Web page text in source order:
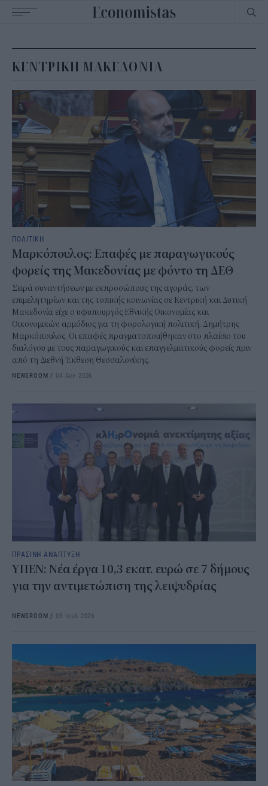
navigation
ΚΕΝΤΡΙΚΗ ΜΑΚΕΔΟΝΙΑ
ΠΟΛΙΤΙΚΗ
Μαρκόπουλος: Επαφές με παραγωγικούς
φορείς της Μακεδονίας με φόντο τη ΔΕΘ
Σειρά συναντήσεων με εκπροσώπους της αγοράς, των
επιμελητηρίων και της τοπικής κοινωνίας σε Κεντρική και Δυτική
Μακεδονία είχε ο υφυπουργός Εθνικής Οικονομίας και
Οικονομικών, αρμόδιος για τη φορολογική πολιτική, Δημήτρης
Μαρκόπουλος. Οι επαφές πραγματοποιήθηκαν στο πλαίσιο του
διαλόγου με τους παραγωγικούς και επαγγελματικούς φορείς πριν
από τη Διεθνή Έκθεση Θεσσαλονίκης.
NEWSROOM / 04 Αυγ 2026
ΠΡΑΣΙΝΗ ΑΝΑΠΤΥΞΗ
ΥΠΕΝ: Νέα έργα 10,3 εκατ. ευρώ σε 7 δήμους
για την αντιμετώπιση της λειψυδρίας
NEWSROOM / 03 Ιουλ 2026